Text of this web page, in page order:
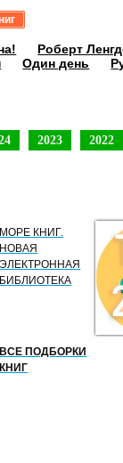
Роберт
Один день
2023 2022
МОРЕ КНИГ.
НОВАЯ
ЭЛЕКТРОННАЯ
БИБЛИОТЕКА
ВСЕ ПОДБОРКИ
КНИГ